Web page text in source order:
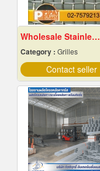
Wholesale Stainless Steel Wire Netting
Category : Grilles
Contact seller